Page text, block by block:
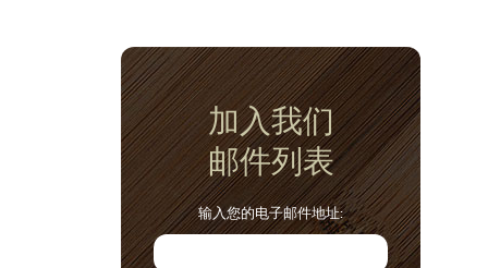
加入我们
邮件列表
输入您的电子邮件地址: